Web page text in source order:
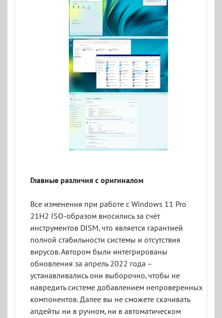
Главные различия с оригиналом
Все изменения при работе с Windows 11 Pro
21H2 ISO-образом вносились за счёт
инструментов DISM, что является гарантией
полной стабильности системы и отсутствия
вирусов. Автором были интегрированы
обновления за апрель 2022 года –
устанавливались они выборочно, чтобы не
навредить системе добавлением непроверенных
компонентов. Далее вы не сможете скачивать
апдейты ни в ручном, ни в автоматическом